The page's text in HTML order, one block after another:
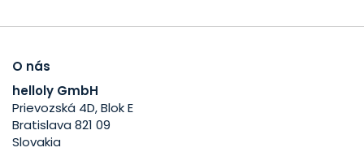
O nás
helloly GmbH
Prievozská 4D, Blok E
Bratislava 821 09
Slovakia